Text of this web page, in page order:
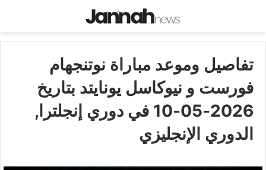
تفاصيل وموعد مباراة نوتنجهام
فورست و نيوكاسل يونايتد بتاريخ
2026-05-10 في دوري إنجلترا,
الدوري الإنجليزي